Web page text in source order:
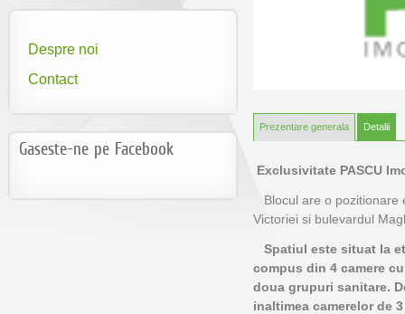
Despre noi
Contact
Gaseste-ne pe Facebook
Prezentare generala Detalii
Exclusivitate PASCU
Blocul are o pozitionare
Victoriei si bulevardul
Spatiul este situat la
compus din 4 camere
doua grupuri sanitare.
inaltimea camerelor de